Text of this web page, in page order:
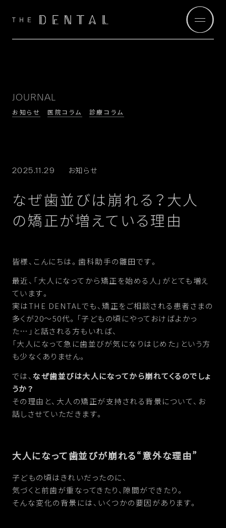
JOURNAL
お知らせ 医院コラム 診療コラム
2025.11.29 お知らせ
なぜ歯並びは崩れる？大人
の矯正が増えている理由
皆様、こんにちは。歯科助手の雛田です。
最近、「大人になってから矯正を始める人」がとても増え
ています。
実はTHE DENTALでも、矯正をご相談される患者さまの
多くが20〜50代。「子どもの頃にやっておけばよかっ
た…」と話される方もいれば、
「大人になって急に歯並びが気になりはじめた」という方
も少なくありません。
では、 なぜ歯並びは大人になってから崩れてくるのでしょ
うか？
その理由と、大人の矯正が支持される背景について、お
話しさせていただきます。
大人になって歯並びが崩れる“意外な理由”
子どもの頃はきれいだったのに、
気づくと前歯が重なってきたり、隙間ができたり。
そんな変化の背景には、いくつかの要因があります。